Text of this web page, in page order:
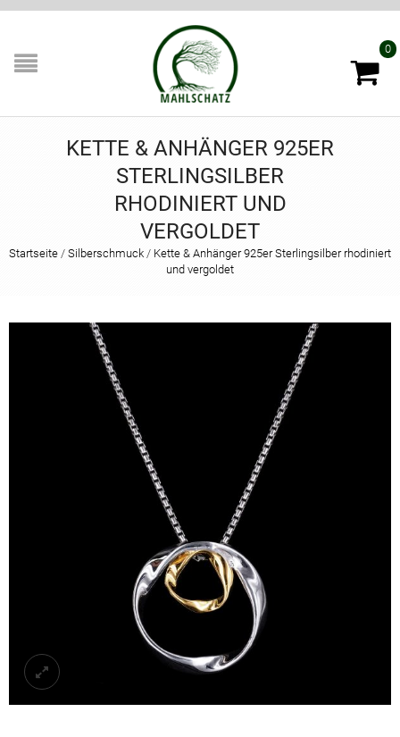
0
KETTE & ANHÄNGER 925ER
STERLINGSILBER
RHODINIERT UND
VERGOLDET
Startseite / Silberschmuck / Kette & Anhänger 925er Sterlingsilber rhodiniert
und vergoldet